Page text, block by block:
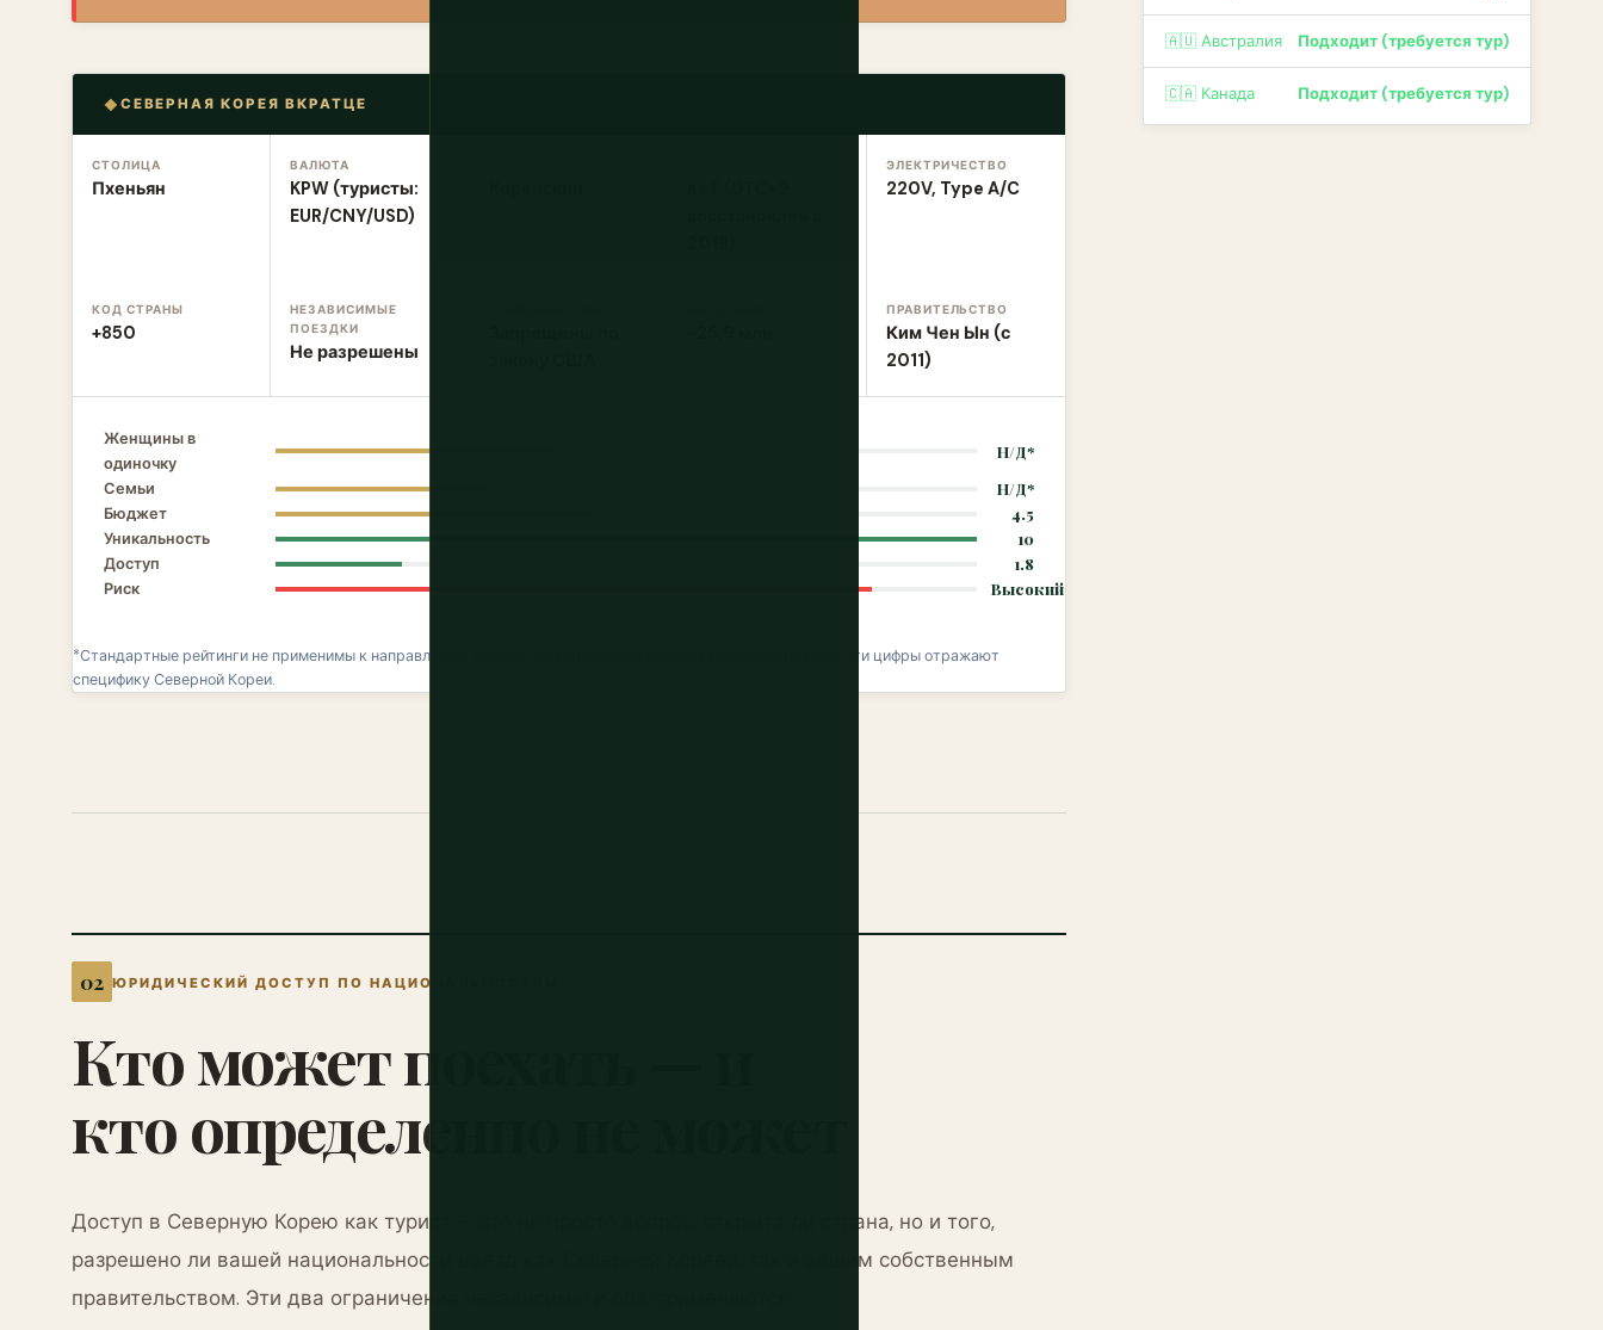
СЕВЕРНАЯ КОРЕЯ ВКРАТЦЕ
СТОЛИЦА
Пхеньян
ВАЛЮТА
KPW (туристы:
EUR/CNY/USD)
ЭЛЕКТРИЧЕСТВО
220V, Type A/C
КОД СТРАНЫ
+850
НЕЗАВИСИМЫЕ
ПОЕЗДКИ
Не разрешены
ПРАВИТЕЛЬСТВО
Ким Чен Ын (с
2011)
Женщины в
одиночку
Н/Д*
Семьи
Н/Д*
Бюджет
4.5
Уникальность
10
Доступ
1.8
Риск
Высокий
*Стандартные рейтинги не применимы к направлению, где все посещение контролируется государством. Эти цифры отражают
специфику Северной Кореи.
ЮРИДИЧЕСКИЙ ДОСТУП ПО НАЦИОНАЛЬНОСТЯМ
Ктоможетпоехать
ктоопределенно
Доступ в Северную Корею как турист — это не просто вопрос, открыта ли страна, но и того,
разрешено ли вашей национальности въезд как Северной Кореей, так и вашим собственным
правительством. Эти два ограничения независимы и оба применяются.
🇦🇺 Австралия Подходит (требуется тур)
🇨🇦 Канада Подходит (требуется тур)